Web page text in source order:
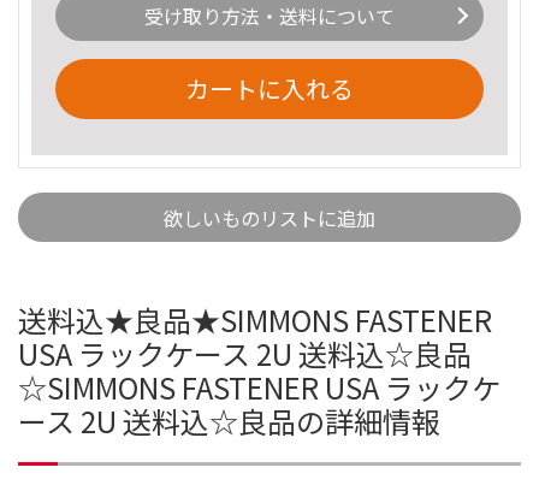
受け取り方法・送料について
カートに入れる
欲しいものリストに追加
送料込★良品★SIMMONS FASTENER
USA ラックケース 2U 送料込☆良品
☆SIMMONS FASTENER USA ラックケ
ース 2U 送料込☆良品の詳細情報